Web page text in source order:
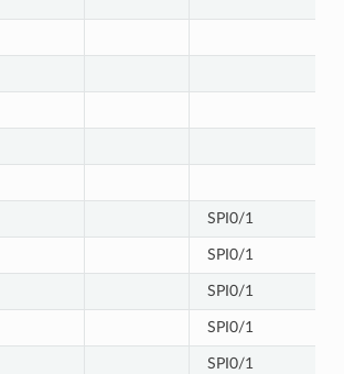
SPI0/1
SPI0/1
SPI0/1
SPI0/1
SPI0/1